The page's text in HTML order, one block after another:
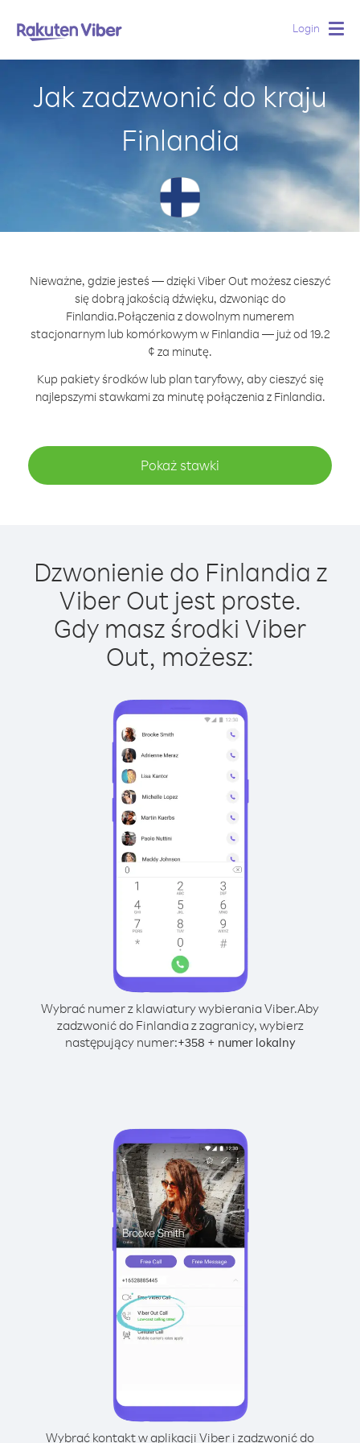
Login
Jak zadzwonić do kraju
Finlandia
Nieważne, gdzie jesteś — dzięki Viber Out możesz cieszyć
się dobrą jakością dźwięku, dzwoniąc do
Finlandia.Połączenia z dowolnym numerem
stacjonarnym lub komórkowym w Finlandia — już od 19.2
¢ za minutę.
Kup pakiety środków lub plan taryfowy, aby cieszyć się
najlepszymi stawkami za minutę połączenia z Finlandia.
Pokaż stawki
Dzwonienie do Finlandia z
Viber Out jest proste.
Gdy masz środki Viber
Out, możesz:
Wybrać numer z klawiatury wybierania Viber.Aby
zadzwonić do Finlandia z zagranicy, wybierz
następujący numer:+358 + numer lokalny
Wybrać kontakt w aplikacji Viber i zadzwonić do